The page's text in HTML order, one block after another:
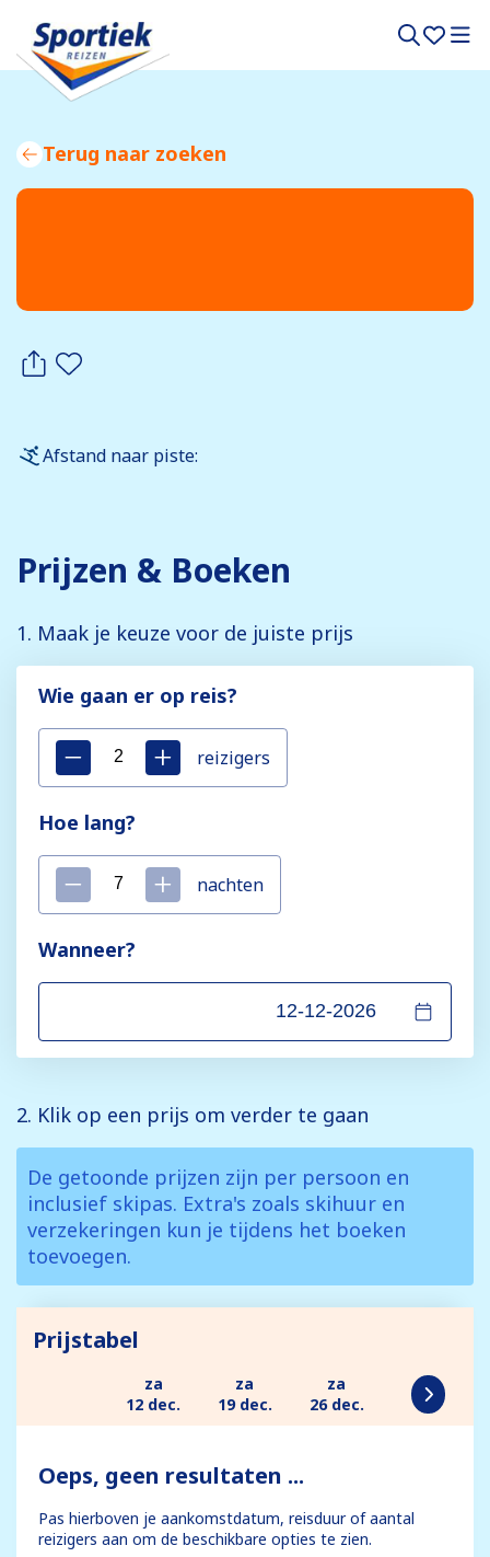
Terug naar zoeken
Afstand naar piste:
Prijzen & Boeken
1. Maak je keuze voor de juiste prijs
Wie gaan er op reis?
reizigers
Hoe lang?
nachten
Wanneer?
2. Klik op een prijs om verder te gaan
De getoonde prijzen zijn per persoon en
inclusief skipas. Extra's zoals skihuur en
verzekeringen kun je tijdens het boeken
toevoegen.
Prijstabel
za
12 dec.
za
19 dec.
za
26 dec.
Oeps, geen resultaten ...
Pas hierboven je aankomstdatum, reisduur of aantal
reizigers aan om de beschikbare opties te zien.